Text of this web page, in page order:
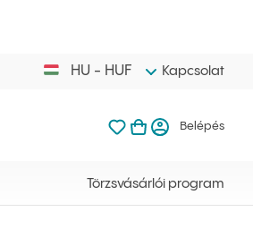
HU - HUF Kapcsolat
Kedvenceim
A kosarad még
KosaramBelépés
Törzsvásárlói program